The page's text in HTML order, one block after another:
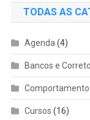
TODAS AS
Agenda (4)
Bancos e
Comportamento
Cursos (16)